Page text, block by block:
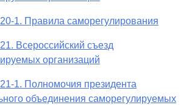
1. Правила саморегулирования
Всероссийский съезд
организаций
1. Полномочия президента
объединения саморегулируемых